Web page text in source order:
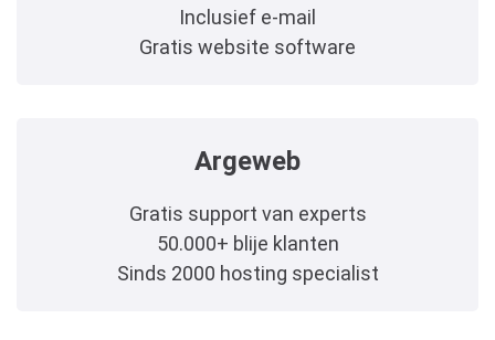
Inclusief e-mail
Gratis website software
Argeweb
Gratis support van experts
50.000+ blije klanten
Sinds 2000 hosting specialist